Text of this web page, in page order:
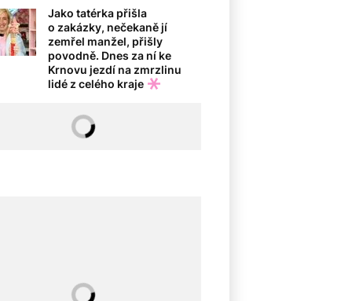
Jako tatérka přišla
o zakázky, nečekaně jí
zemřel manžel, přišly
povodně. Dnes za ní ke
Krnovu jezdí na zmrzlinu
lidé z celého kraje